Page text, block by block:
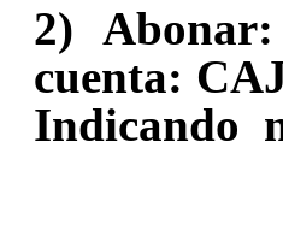
2) Abonar
cuenta:
Indicando